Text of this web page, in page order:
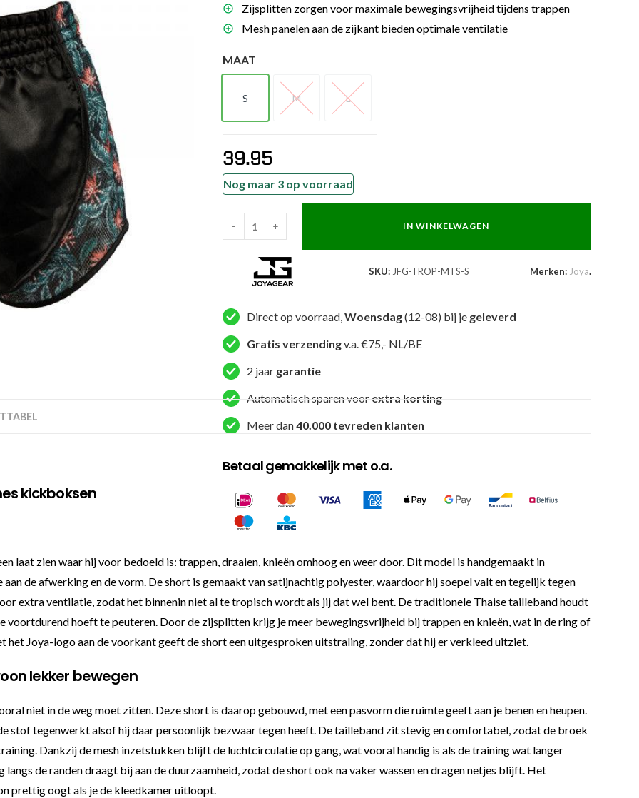
en pads
Zijsplitten zorgen voor maximale bewegingsvrijheid tijdens trappen
Mesh panelen aan de zijkant bieden optimale ventilatie
MAAT
S
S
M
M
L
L
39.95
Nog maar 3 op voorraad
Short
dames
kickboksbroek
- + IN WINKELWAGEN
SKU: JFG-TROP-MTS-S Merken: Joya.
Direct op voorraad,Woensdag(12-08) bij je geleverd
Gratis verzendingv.a. €75,- NL/BE
2 jaar garantie
Automatisch sparen voor extra korting
Meer dan40.000 tevreden klanten
Betaal gemakkelijk met o.a.
kickboksen
laat zien waar hij voor bedoeld is: trappen, draaien, knieën omhoog en weer door. Dit model is handgemaakt in
de afwerking en de vorm. De short is gemaakt van satijnachtig polyester, waardoor hij soepel valt en tegelijk tegen
extra ventilatie, zodat het binnenin niet al te tropisch wordt als jij dat wel bent. De traditionele Thaise tailleband houdt
voortdurend hoeft te peuteren. Door de zijsplitten krijg je meer bewegingsvrijheid bij trappen en knieën, wat in de ring of
Joya-logo aan de voorkant geeft de short een uitgesproken uitstraling, zonder dat hij er verkleed uitziet.
lekker bewegen
niet in de weg moet zitten. Deze short is daarop gebouwd, met een pasvorm die ruimte geeft aan je benen en heupen.
stof tegenwerkt alsof hij daar persoonlijk bezwaar tegen heeft. De tailleband zit stevig en comfortabel, zodat de broek
Dankzij de mesh inzetstukken blijft de luchtcirculatie op gang, wat vooral handig is als de training wat langer
de randen draagt bij aan de duurzaamheid, zodat de short ook na vaker wassen en dragen netjes blijft. Het
prettig oogt als je de kleedkamer uitloopt.